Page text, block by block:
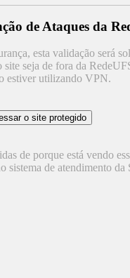
de Ataques da
esta validação será
site seja de fora da
estiver utilizando VPN.
de porque está vendo
sistema de atendimento da